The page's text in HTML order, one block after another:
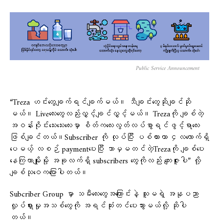
Public Service Announcement
“Treza ဟင်းတွေချက်ရင်ချက်မယ်။ သီချင်းတွေဆိုချင်ဆို
မယ်။ Liveလေးတွေလည်းလွှင့်ချင်လွှင့်မယ်။ Trezaကို ချစ်တဲ့
အဝန်းဝိုင်းသေးသေးလေးမှာ စိတ်ကလေးလွတ်လပ်စွာရင်ဖွင့်ရာလေး
ဖြစ်ချင်တယ်။Subscriber ကို လုပ်ပြီး ပစ်ထားတာ ၄လလောက်ရှိ
ပေမယ့် လစဉ် paymentပေးပြီး ဘာမှမတင်တဲ့Trezaကို ချစ်ပေး
နေကြတာမျိုးမို့ အခုလက်ရှိ subscribers တွေကိုလည်း ကျေးဇူးပါ” လို့
ချစ်သုဝေကပြောပါတယ်။
Subcriber Group မှာ သမီးလေးတွေအကြောင်းနဲ့ သူမရဲ့ အနုပညာ
လှုပ်ရှားမှုအသစ်တွေကို အရင်ဆုံးတင်ပေးသွားမယ်လို့ ဆိုပါ
တယ်။